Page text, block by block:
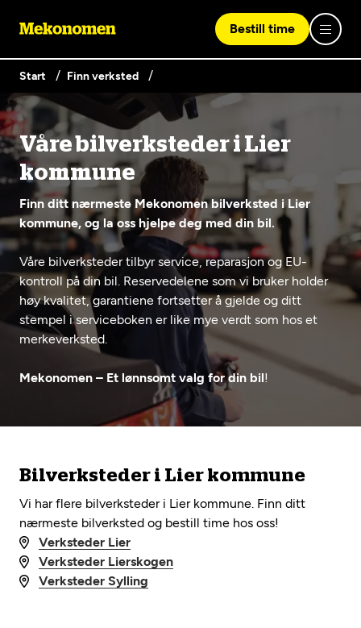
Finn verksted
Våre tjenester
Bilservice
EU-kontroll - Vanlig bil (opptil 3,5t)
Diagnose/Feilsøking
Mekonomen Bilkonto
Les mer
Hvorfor Mekonomen
Bilkonto
Elbilverksted
Fritt verkstedvalg
Nybilgaranti og fabrikkgaranti
Biltips og råd
Bestill time
Lag en brukerkonto
Er du ikke Mekonomen-kunde ennå? Opprett en konto
ved å klikke på knappen nedenfor.
Opprett en konto
Logg inn med Vipps
Vipps på denne enhet
Start Finn verksted
Våre bilverksteder i Lier
kommune
Finn ditt nærmeste Mekonomen bilverksted i Lier
kommune, og la oss hjelpe deg med din bil.
Våre bilverksteder tilbyr service, reparasjon og EU-
kontroll på din bil. Reservedelene som vi bruker holder
høy kvalitet, garantiene fortsetter å gjelde og ditt
stempel i serviceboken er like mye verdt som hos et
merkeverksted.
Mekonomen – Et lønnsomt valg for din bil!
Bilverksteder i Lier kommune
Vi har flere bilverksteder i Lier kommune. Finn ditt
nærmeste bilverksted og bestill time hos oss!
Verksteder Lier
Verksteder Lierskogen
Verksteder Sylling